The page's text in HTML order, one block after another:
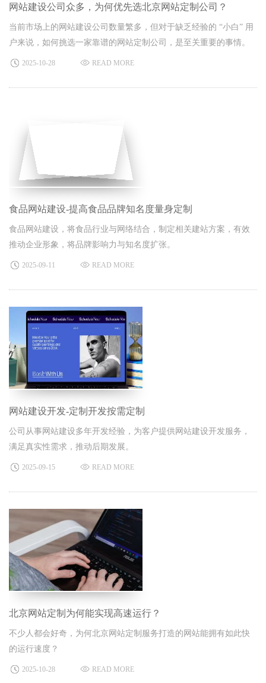
网站建设公司众多，为何优先选北京网站定制公司？
当前市场上的网站建设公司数量繁多，但对于缺乏经验的 “小白” 用
户来说，如何挑选一家靠谱的网站定制公司，是至关重要的事情。
2025-10-28 READ MORE
食品网站建设-提高食品品牌知名度量身定制
食品网站建设，将食品行业与网络结合，制定相关建站方案，有效
推动企业形象，将品牌影响力与知名度扩张。
2025-09-11 READ MORE
网站建设开发-定制开发按需定制
公司从事网站建设多年开发经验，为客户提供网站建设开发服务，
满足真实性需求，推动后期发展。
2025-09-15 READ MORE
北京网站定制为何能实现高速运行？
不少人都会好奇，为何北京网站定制服务打造的网站能拥有如此快
的运行速度？
2025-10-28 READ MORE